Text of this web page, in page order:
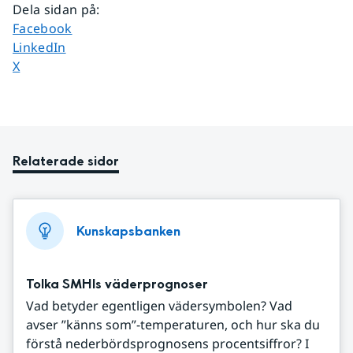
Dela sidan på:
Dela sidan på
Facebook
Dela sidan på
LinkedIn
Dela sidan på
X
Relaterade sidor
Kunskapsbanken
Tolka SMHIs väderprognoser
Vad betyder egentligen vädersymbolen? Vad
avser ”känns som”-temperaturen, och hur ska du
förstå nederbördsprognosens procentsiffror? I